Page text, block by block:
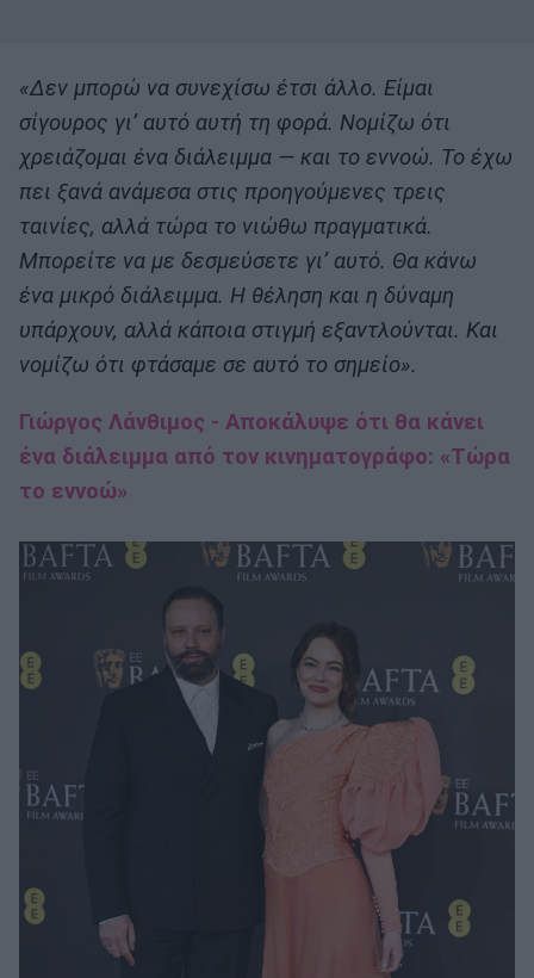
«Δεν μπορώ να συνεχίσω έτσι άλλο. Είμαι
σίγουρος γι’ αυτό αυτή τη φορά. Νομίζω ότι
χρειάζομαι ένα διάλειμμα — και το εννοώ. Το έχω
πει ξανά ανάμεσα στις προηγούμενες τρεις
ταινίες, αλλά τώρα το νιώθω πραγματικά.
Μπορείτε να με δεσμεύσετε γι’ αυτό. Θα κάνω
ένα μικρό διάλειμμα. Η θέληση και η δύναμη
υπάρχουν, αλλά κάποια στιγμή εξαντλούνται. Και
νομίζω ότι φτάσαμε σε αυτό το σημείο».
Γιώργος Λάνθιμος - Αποκάλυψε ότι θα κάνει
ένα διάλειμμα από τον κινηματογράφο: «Tώρα
το εννοώ»